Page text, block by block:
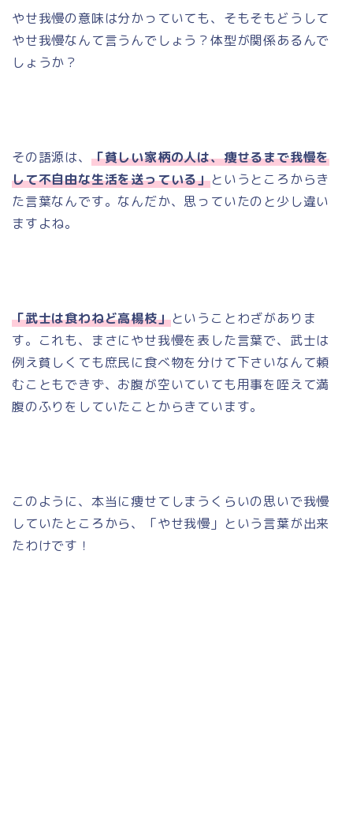
やせ我慢の意味は分かっていても、そもそもどうして
やせ我慢なんて言うんでしょう？体型が関係あるんで
しょうか？
その語源は、 「貧しい家柄の人は、痩せるまで我慢を
して不自由な生活を送っている」というところからき
た言葉なんです。なんだか、思っていたのと少し違い
ますよね。
「武士は食わねど高楊枝」ということわざがありま
す。これも、まさにやせ我慢を表した言葉で、武士は
例え貧しくても庶民に食べ物を分けて下さいなんて頼
むこともできず、お腹が空いていても用事を咥えて満
腹のふりをしていたことからきています。
このように、本当に痩せてしまうくらいの思いで我慢
していたところから、「やせ我慢」という言葉が出来
たわけです！